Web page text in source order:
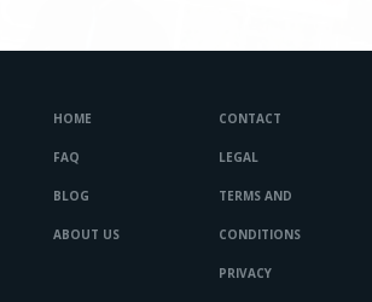
HOME
FAQ
BLOG
ABOUT US
CONTACT
LEGAL
TERMS AND
CONDITIONS
PRIVACY